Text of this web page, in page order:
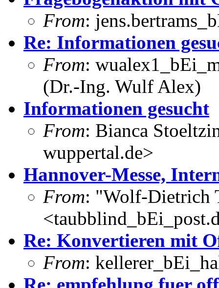
From:
Re: Informationen
From:
(Dr.-Ing. Wulf Alex)
Informationen gesucht
From: Bianca
wuppertal.de>
Hannover-Messe,
From: "Wolf-Dietrich
Re: Konvertieren mit
From: